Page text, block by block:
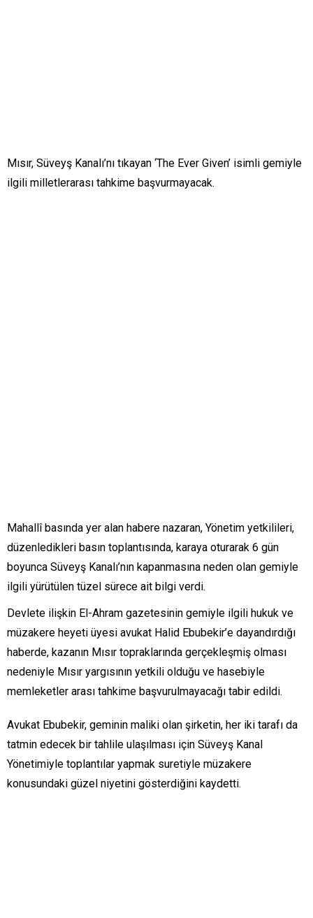
Mısır, Süveyş Kanalı’nı tıkayan ‘The Ever Given’ isimli gemiyle
ilgili milletlerarası tahkime başvurmayacak.
Mahallî basında yer alan habere nazaran, Yönetim yetkilileri,
düzenledikleri basın toplantısında, karaya oturarak 6 gün
boyunca Süveyş Kanalı’nın kapanmasına neden olan gemiyle
ilgili yürütülen tüzel sürece ait bilgi verdi.
Devlete ilişkin El-Ahram gazetesinin gemiyle ilgili hukuk ve
müzakere heyeti üyesi avukat Halid Ebubekir’e dayandırdığı
haberde, kazanın Mısır topraklarında gerçekleşmiş olması
nedeniyle Mısır yargısının yetkili olduğu ve hasebiyle
memleketler arası tahkime başvurulmayacağı tabir edildi.
Avukat Ebubekir, geminin maliki olan şirketin, her iki tarafı da
tatmin edecek bir tahlile ulaşılması için Süveyş Kanal
Yönetimiyle toplantılar yapmak suretiyle müzakere
konusundaki güzel niyetini gösterdiğini kaydetti.